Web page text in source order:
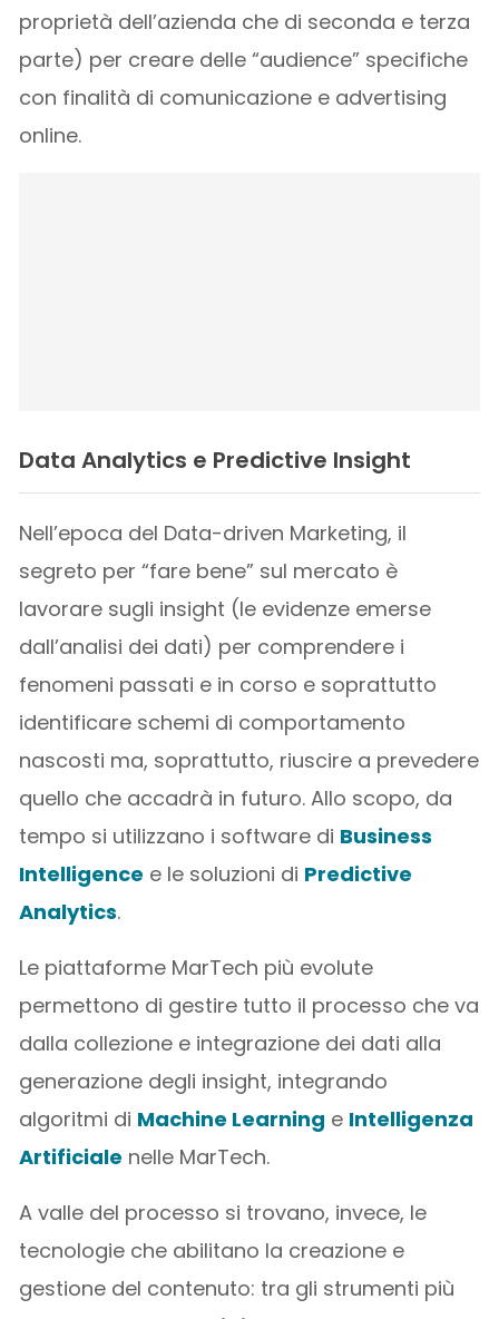
proprietà dell’azienda che di seconda e terza
parte) per creare delle “audience” specifiche
con finalità di comunicazione e advertising
online.
Data Analytics e Predictive Insight
Nell’epoca del Data-driven Marketing, il
segreto per “fare bene” sul mercato è
lavorare sugli insight (le evidenze emerse
dall’analisi dei dati) per comprendere i
fenomeni passati e in corso e soprattutto
identificare schemi di comportamento
nascosti ma, soprattutto, riuscire a prevedere
quello che accadrà in futuro. Allo scopo, da
tempo si utilizzano i software di Business
Intelligence e le soluzioni di Predictive
Analytics.
Le piattaforme MarTech più evolute
permettono di gestire tutto il processo che va
dalla collezione e integrazione dei dati alla
generazione degli insight, integrando
algoritmi di Machine Learning e Intelligenza
Artificiale nelle MarTech.
A valle del processo si trovano, invece, le
tecnologie che abilitano la creazione e
gestione del contenuto: tra gli strumenti più